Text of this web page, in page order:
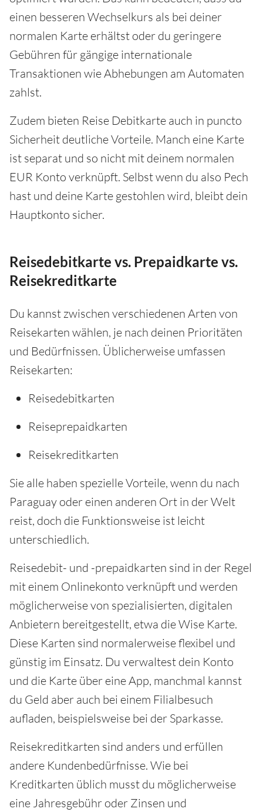
einen besseren Wechselkurs als bei deiner
normalen Karte erhältst oder du geringere
Gebühren für gängige internationale
Transaktionen wie Abhebungen am Automaten
zahlst.
Zudem bieten Reise Debitkarte auch in puncto
Sicherheit deutliche Vorteile. Manch eine Karte
ist separat und so nicht mit deinem normalen
EUR Konto verknüpft. Selbst wenn du also Pech
hast und deine Karte gestohlen wird, bleibt dein
Hauptkonto sicher.
Reisedebitkarte vs. Prepaidkarte vs.
Reisekreditkarte
Du kannst zwischen verschiedenen Arten von
Reisekarten wählen, je nach deinen Prioritäten
und Bedürfnissen. Üblicherweise umfassen
Reisekarten:
Reisedebitkarten
Reiseprepaidkarten
Reisekreditkarten
Sie alle haben spezielle Vorteile, wenn du nach
Paraguay oder einen anderen Ort in der Welt
reist, doch die Funktionsweise ist leicht
unterschiedlich.
Reisedebit- und -prepaidkarten sind in der Regel
mit einem Onlinekonto verknüpft und werden
möglicherweise von spezialisierten, digitalen
Anbietern bereitgestellt, etwa die Wise Karte.
Diese Karten sind normalerweise flexibel und
günstig im Einsatz. Du verwaltest dein Konto
und die Karte über eine App, manchmal kannst
du Geld aber auch bei einem Filialbesuch
aufladen, beispielsweise bei der Sparkasse.
Reisekreditkarten sind anders und erfüllen
andere Kundenbedürfnisse. Wie bei
Kreditkarten üblich musst du möglicherweise
eine Jahresgebühr oder Zinsen und